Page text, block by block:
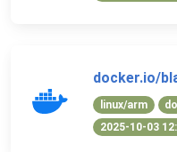
docker.io/
linux/arm
2025-10-03